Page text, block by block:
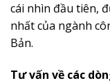
cái nhìn đầu tiên,
nhất của ngành
Bản.
Tư vấn về các